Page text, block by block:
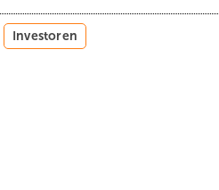
Investoren